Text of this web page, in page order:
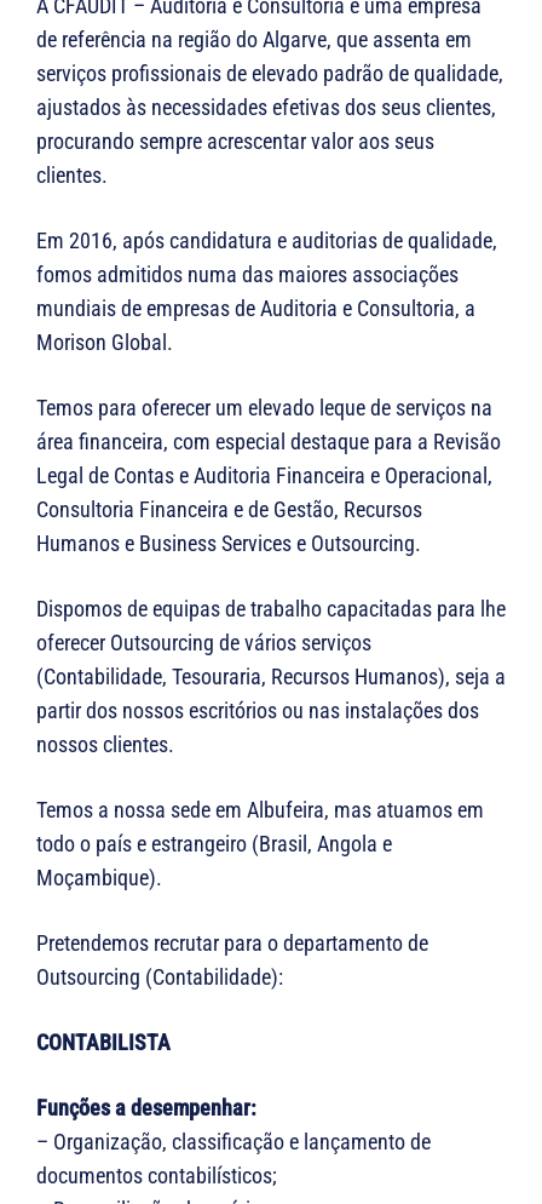
A CFAUDIT – Auditoria e Consultoria é uma empresa
de referência na região do Algarve, que assenta em
serviços profissionais de elevado padrão de qualidade,
ajustados às necessidades efetivas dos seus clientes,
procurando sempre acrescentar valor aos seus
clientes.
Em 2016, após candidatura e auditorias de qualidade,
fomos admitidos numa das maiores associações
mundiais de empresas de Auditoria e Consultoria, a
Morison Global.
Temos para oferecer um elevado leque de serviços na
área financeira, com especial destaque para a Revisão
Legal de Contas e Auditoria Financeira e Operacional,
Consultoria Financeira e de Gestão, Recursos
Humanos e Business Services e Outsourcing.
Dispomos de equipas de trabalho capacitadas para lhe
oferecer Outsourcing de vários serviços
(Contabilidade, Tesouraria, Recursos Humanos), seja a
partir dos nossos escritórios ou nas instalações dos
nossos clientes.
Temos a nossa sede em Albufeira, mas atuamos em
todo o país e estrangeiro (Brasil, Angola e
Moçambique).
Pretendemos recrutar para o departamento de
Outsourcing (Contabilidade):
CONTABILISTA
Funções a desempenhar:
– Organização, classificação e lançamento de
documentos contabilísticos;